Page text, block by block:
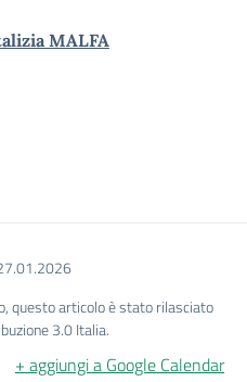
MALFA
questo articolo è stato rilasciato
3.0 Italia.
+ aggiungi a Google Calendar